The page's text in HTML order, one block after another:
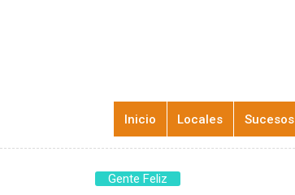
Inicio Locales Sucesos
Gente Feliz